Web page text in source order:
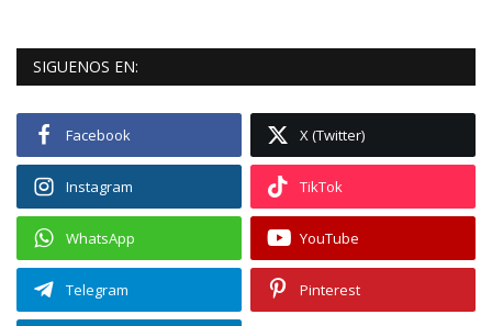
SIGUENOS EN:
Facebook X (Twitter)
Instagram TikTok
WhatsApp YouTube
Telegram Pinterest